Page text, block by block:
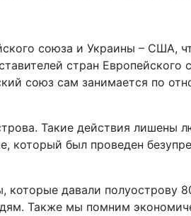
союза и Украины – США,
стран
союз сам занимается по
Такие действия лишены
который был проведен
давали полуострову
Также мы помним